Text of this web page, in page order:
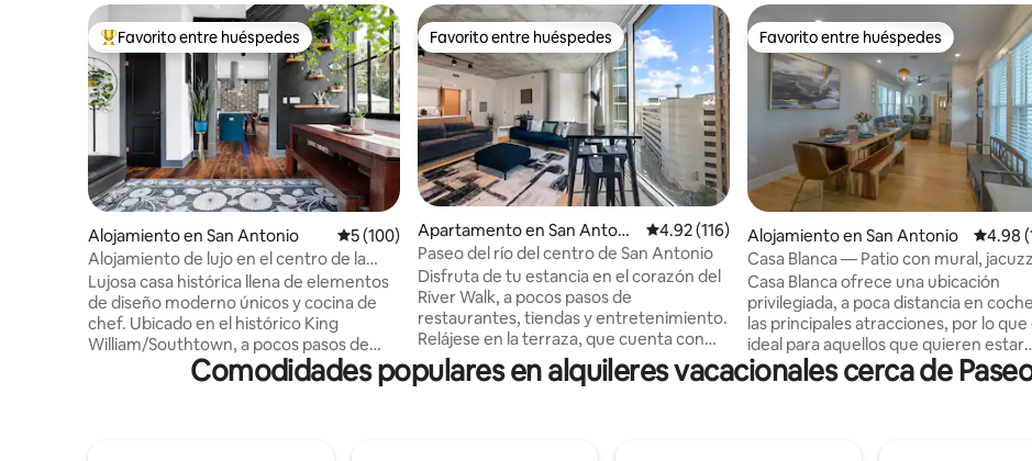
Favorito entre huéspedes preferido
Favorito entre huéspedes
Alojamiento en San Antonio Calificación promedio: 5 de 5, 100 reseñas
5 (100)
Alojamiento de lujo en el centro de la
ciudad en Southtown/King William
Lujosa casa histórica llena de elementos
de diseño moderno únicos y cocina de
chef. Ubicado en el histórico King
William/Southtown, a pocos pasos de
restaurantes, bares y parques. • Centro
de convenciones Henry B. González: 5
Favorito entre huéspedes
Favorito entre huéspedes
Apartamento en San Antoni
o
Calificación promedio: 4.92 de 5, 116 reseñas
4.92 (116)
Paseo del río del centro de San Antonio
Disfruta de tu estancia en el corazón del
River Walk, a pocos pasos de
restaurantes, tiendas y entretenimiento.
Relájese en la terraza, que cuenta con
varias zonas de descanso, una zona para
asar a la parrilla, un gimnasio abierto las
Favorito entre huéspedes
Favorito entre huéspedes
Alojamiento en San Antonio
4.98
Casa Blanca — Patio con mural,
estacionamiento
Casa Blanca ofrece una ubicación
privilegiada, a poca distancia en
las principales atracciones, por lo que
ideal para aquellos que quieren estar
cerca de toda la emoción. Esta casa
recién reformada es elegante y
Comodidades populares en alquileres vacacionales cerca de